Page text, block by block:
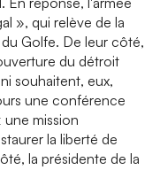
», qui relève de la
Golfe. De leur côté,
du détroit
souhaitent, eux,
une conférence
mission
la liberté de
la présidente de la